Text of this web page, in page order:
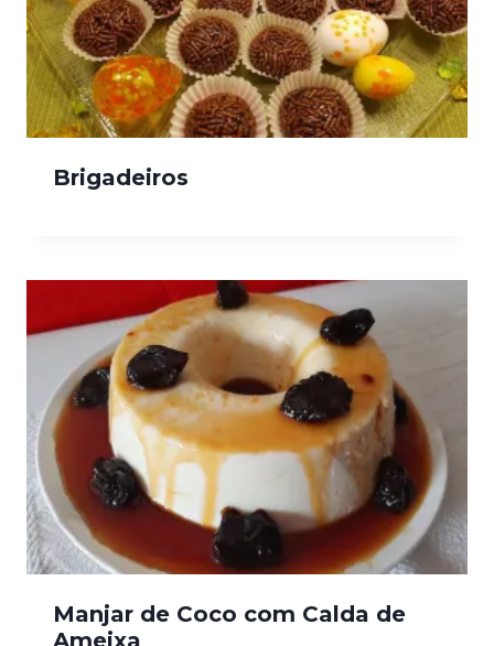
Brigadeiros
Manjar de Coco com Calda de
Ameixa